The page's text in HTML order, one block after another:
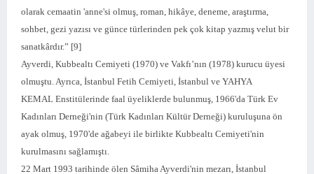
olarak cemaatin 'anne'si olmuş, roman, hikâye, deneme, araştırma,
sohbet, gezi yazısı ve günce türlerinden pek çok kitap yazmış velut bir
sanatkârdır.” [9]
Ayverdi, Kubbealtı Cemiyeti (1970) ve Vakfı’nın (1978) kurucu üyesi
olmuştu. Ayrıca, İstanbul Fetih Cemiyeti, İstanbul ve YAHYA
KEMAL Enstitülerinde faal üyeliklerde bulunmuş, 1966'da Türk Ev
Kadınları Derneği'nin (Türk Kadınları Kültür Derneği) kuruluşuna ön
ayak olmuş, 1970'de ağabeyi ile birlikte Kubbealtı Cemiyeti'nin
kurulmasını sağlamıştı.
22 Mart 1993 tarihinde ölen Sâmiha Ayverdi'nin mezarı, İstanbul